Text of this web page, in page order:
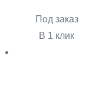
Под заказ
В 1 клик